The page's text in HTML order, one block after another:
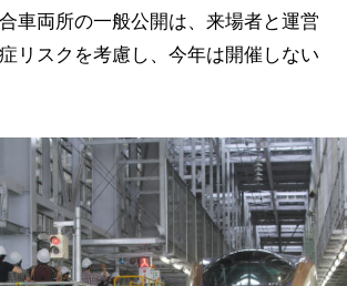
車両所の一般公開は、来場者と運営
リスクを考慮し、今年は開催しない